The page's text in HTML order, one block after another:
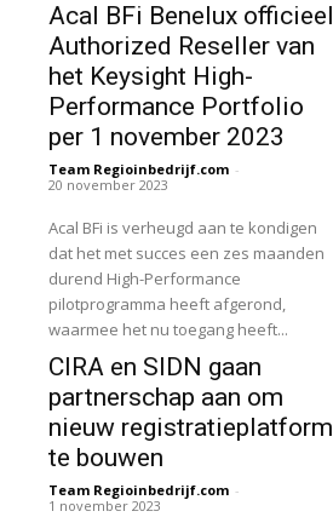
Acal BFi Benelux officieel
Authorized Reseller van
het Keysight High-
Performance Portfolio
per 1 november 2023
Team Regioinbedrijf.com -
20 november 2023
Acal BFi is verheugd aan te kondigen
dat het met succes een zes maanden
durend High-Performance
pilotprogramma heeft afgerond,
waarmee het nu toegang heeft...
CIRA en SIDN gaan
partnerschap aan om
nieuw registratieplatform
te bouwen
Team Regioinbedrijf.com -
1 november 2023